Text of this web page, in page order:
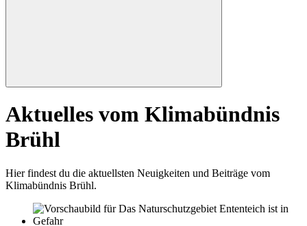
Aktuelles vom Klimabündnis
Brühl
Hier findest du die aktuellsten Neuigkeiten und Beiträge vom
Klimabündnis Brühl.